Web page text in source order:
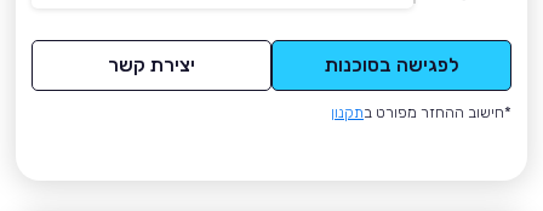
לפגישה בסוכנות יצירת קשר
*חישוב ההחזר מפורט בתקנון